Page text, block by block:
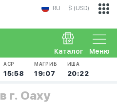
RU $ (USD)
Меню
Каталог
АСР
15:58
МАГРИБ
19:07
ИША
20:22
г. Оаху